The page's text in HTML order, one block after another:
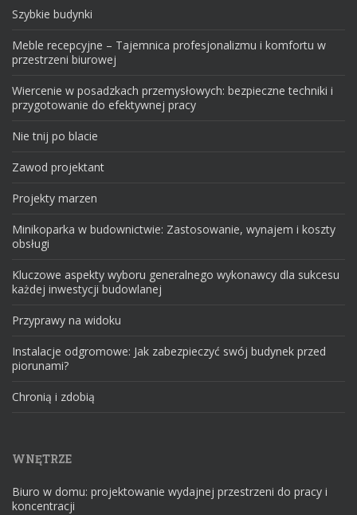
Szybkie budynki
Meble recepcyjne – Tajemnica profesjonalizmu i komfortu w
przestrzeni biurowej
Wiercenie w posadzkach przemysłowych: bezpieczne techniki i
przygotowanie do efektywnej pracy
Nie tnij po blacie
Zawod projektant
Projekty marzen
Minikoparka w budownictwie: Zastosowanie, wynajem i koszty
obsługi
Kluczowe aspekty wyboru generalnego wykonawcy dla sukcesu
każdej inwestycji budowlanej
Przyprawy na widoku
Instalacje odgromowe: Jak zabezpieczyć swój budynek przed
piorunami?
Chronią i zdobią
WNĘTRZE
Biuro w domu: projektowanie wydajnej przestrzeni do pracy i
koncentracji